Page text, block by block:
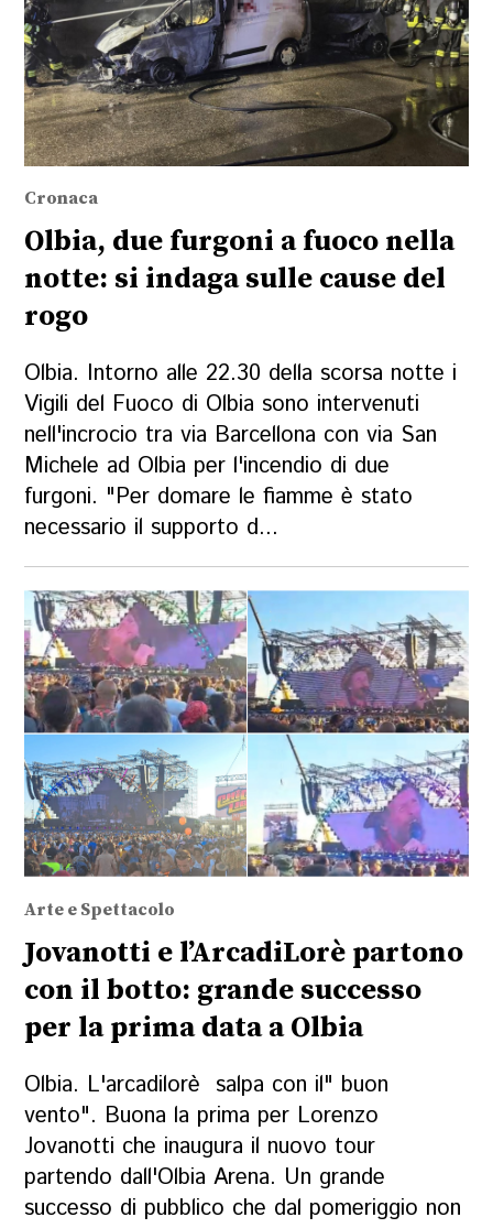
Cronaca
Olbia, due furgoni a fuoco nella
notte: si indaga sulle cause del
rogo
Olbia. Intorno alle 22.30 della scorsa notte i
Vigili del Fuoco di Olbia sono intervenuti
nell'incrocio tra via Barcellona con via San
Michele ad Olbia per l'incendio di due
furgoni. "Per domare le fiamme è stato
necessario il supporto d...
Arte e Spettacolo
Jovanotti e l’ArcadiLorè partono
con il botto: grande successo
per la prima data a Olbia
Olbia. L'arcadilorè salpa con il" buon
vento". Buona la prima per Lorenzo
Jovanotti che inaugura il nuovo tour
partendo dall'Olbia Arena. Un grande
successo di pubblico che dal pomeriggio non